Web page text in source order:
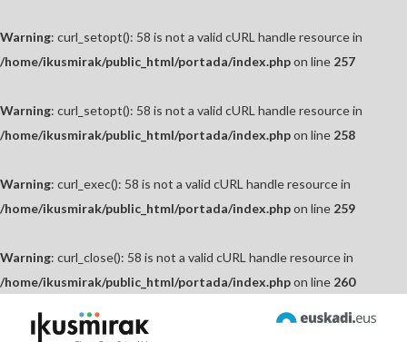
Warning: curl_setopt(): 58 is not a valid cURL handle resource in
/home/ikusmirak/public_html/portada/index.phpon line 257
Warning: curl_setopt(): 58 is not a valid cURL handle resource in
/home/ikusmirak/public_html/portada/index.phpon line 258
Warning: curl_exec(): 58 is not a valid cURL handle resource in
/home/ikusmirak/public_html/portada/index.phpon line 259
Warning: curl_close(): 58 is not a valid cURL handle resource in
/home/ikusmirak/public_html/portada/index.phpon line 260